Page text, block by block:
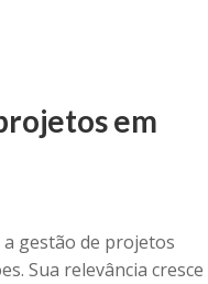
em
gestão de projetos
Sua relevância cresce